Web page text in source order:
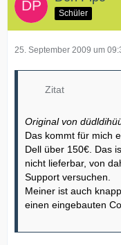
Schüler
25. September 2009 um
Zitat
Original von
Das kommt für mich
Dell über 150€. Das
nicht lieferbar, von
Support versuchen.
Meiner ist auch
einen eingebauten